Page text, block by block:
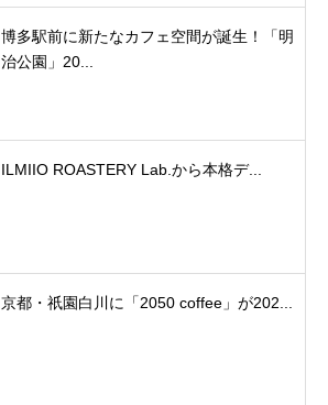
博多駅前に新たなカフェ空間が誕生！「明
治公園」20...
ILMIIO ROASTERY Lab.から本格デ...
京都・祇園白川に「2050 coffee」が202...